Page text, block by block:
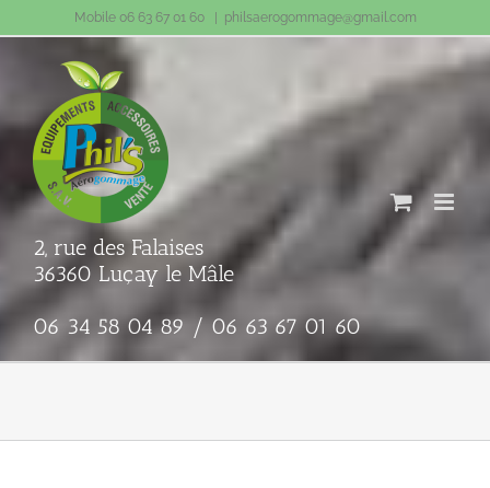
au
Mobile 06 63 67 01 60 philsaerogommage@gmail.com
2, rue des Falaises
36360 Luçay le Mâle
06 34 58 04 89 / 06 63 67 01 60